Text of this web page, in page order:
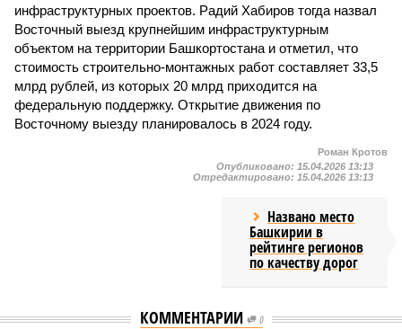
инфраструктурных проектов. Радий Хабиров тогда назвал
Восточный выезд крупнейшим инфраструктурным
объектом на территории Башкортостана и отметил, что
стоимость строительно-монтажных работ составляет 33,5
млрд рублей, из которых 20 млрд приходится на
федеральную поддержку. Открытие движения по
Восточному выезду планировалось в 2024 году.
Роман Кротов
Опубликовано: 15.04.2026 13:13
Отредактировано: 15.04.2026 13:13
Названо место
Башкирии в
рейтинге регионов
по качеству дорог
КОММЕНТАРИИ 0